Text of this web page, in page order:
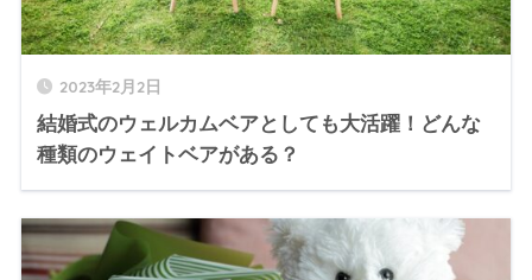
2023年2月2日
結婚式のウェルカムベアとしても大活躍！どんな
種類のウェイトベアがある？